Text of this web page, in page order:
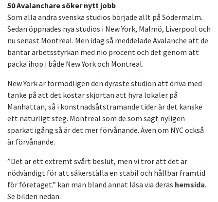
50 Avalanchare söker nytt jobb
Som alla andra svenska studios började allt på Södermalm.
Sedan öppnades nya studios i New York, Malmö, Liverpool och
nu senast Montreal. Men idag så meddelade Avalanche att de
bantar arbetsstyrkan med nio procent och det genom att
packa ihop i både New York och Montreal.
New York är förmodligen den dyraste studion att driva med
tanke på att det kostar skjortan att hyra lokaler på
Manhattan, så i konstnadsåtstramande tider är det kanske
ett naturligt steg. Montreal som de som sagt nyligen
sparkat igång så är det mer förvånande. Även om NYC också
är förvånande.
”Det är ett extremt svårt beslut, men vi tror att det är
nödvändigt för att säkerställa en stabil och hållbar framtid
för företaget.” kan man bland annat läsa via deras hemsida.
Se bilden nedan.